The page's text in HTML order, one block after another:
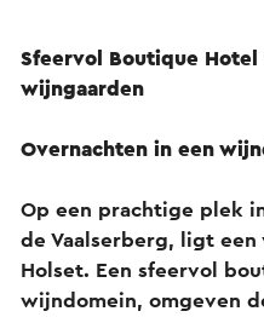
Sfeervol Boutique Hotel
wijngaarden
Overnachten in een
Op een prachtige plek
de Vaalserberg, ligt
Holset. Een sfeervol
wijndomein, omgeven